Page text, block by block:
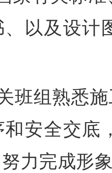
、以及设计
班组熟悉
安全交底
力完成形